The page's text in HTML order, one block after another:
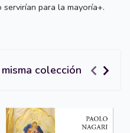
para la mayoría+.
colección